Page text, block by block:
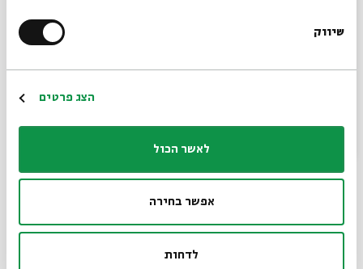
שיווק
הצג פרטים
לאשר הכול
אפשר בחירה
לדחות
מתוך:Hanukkah: From Ancient to Modern Times
א' | 20:00